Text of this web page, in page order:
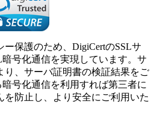
保護のため、DigiCertのSSLサ
号化通信を実現しています。サ
り、サーバ証明書の検証結果をご
号化通信を利用すれば第三者に
を防止し、より安全にご利用いた